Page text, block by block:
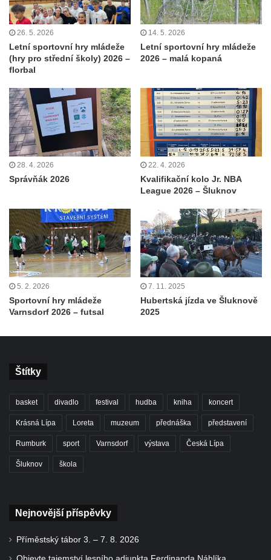
26. 5. 2026
Letní sportovní hry mládeže
(hry pro střední školy) 2026 –
florbal
14. 5. 2026
Letní sportovní hry mládeže
2026 – malá kopaná
28. 4. 2026
Správňák 2026
22. 4. 2026
Kvalifikační kolo Jr. NBA
League 2026 – Šluknov
5. 2. 2026
Sportovní hry mládeže
Varnsdorf 2026 – futsal
7. 11. 2025
Hubertská jízda ve Šluknově
2025
Štítky
basket divadlo festival hudba kniha koncert
Krásná Lípa Loreta muzeum přednáška představení
Rumburk sport Varnsdorf výstava Česká Lípa
Šluknov škola
Nejnovější příspěvky
Příměstský tábor 3. – 7. 8. 2026